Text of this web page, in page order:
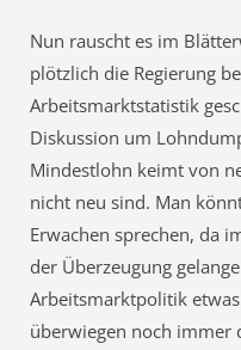
Nun rauscht es im
plötzlich die Regierung
Arbeitsmarktstatistik
Diskussion um
Mindestlohn keimt von
nicht neu sind. Man
Erwachen sprechen, da
der Überzeugung
Arbeitsmarktpolitik
überwiegen noch immer